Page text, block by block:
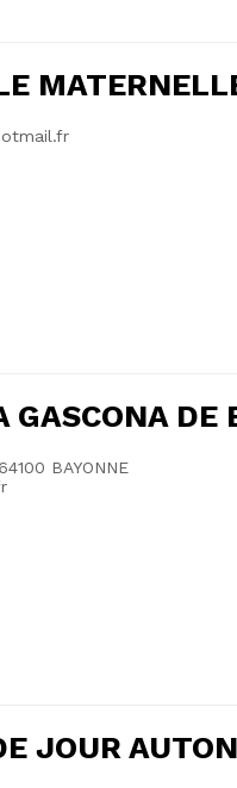
GASCONA
BAYONNE
JOUR